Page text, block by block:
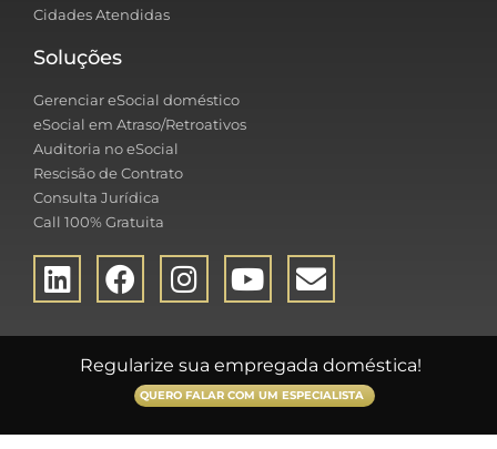
Cidades Atendidas
Soluções
Gerenciar eSocial doméstico
eSocial em Atraso/Retroativos
Auditoria no eSocial
Rescisão de Contrato
Consulta Jurídica
Call 100% Gratuita
Regularize sua empregada doméstica!
QUERO FALAR COM UM ESPECIALISTA